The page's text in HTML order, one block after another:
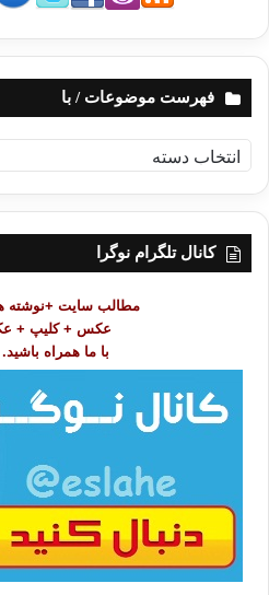
فهرست موضوعات / با
ه
ر
کانال تلگرام نوگرا
مطالب سایت +نوشته
عکس + کلیپ +
با ما همراه باشید.